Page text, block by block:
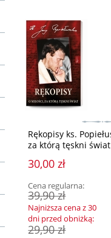
Rękopisy ks.
za którą tęskni świat
30,00 zł
Cena regularna:
39,90 zł
Najniższa cena z 30
dni przed obniżką:
29,90 zł